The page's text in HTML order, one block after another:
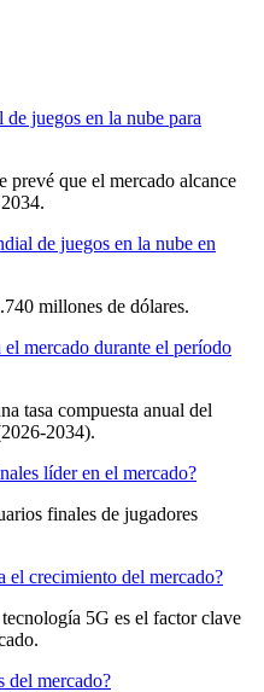
juegos en la nube para
prevé que el mercado alcance
de juegos en la nube en
millones de dólares.
mercado durante el período
tasa compuesta anual del
2034).
líder en el mercado?
finales de jugadores
el crecimiento del mercado?
5G es el factor clave
del mercado?